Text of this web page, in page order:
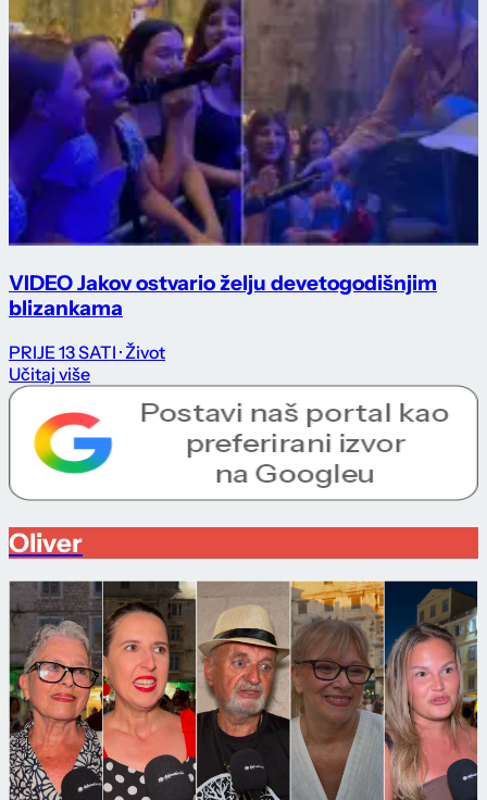
VIDEO Jakov ostvario želju devetogodišnjim
blizankama
PRIJE 13 SATI · Život
Učitaj više
Oliver